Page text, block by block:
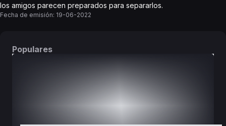
los amigos parecen preparados para separarlos.
Fecha de emisión: 19-06-2022
Populares